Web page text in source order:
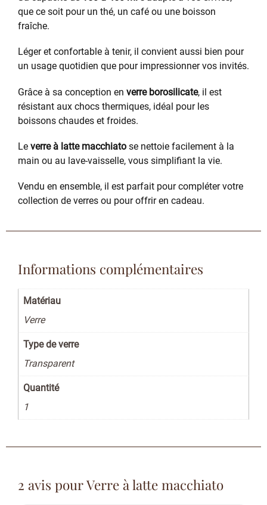
que ce soit pour un thé, un café ou une boisson
fraîche.
Léger et confortable à tenir, il convient aussi bien pour
un usage quotidien que pour impressionner vos invités.
Grâce à sa conception en verre borosilicate, il est
résistant aux chocs thermiques, idéal pour les
boissons chaudes et froides.
Le verre à latte macchiato se nettoie facilement à la
main ou au lave-vaisselle, vous simplifiant la vie.
Vendu en ensemble, il est parfait pour compléter votre
collection de verres ou pour offrir en cadeau.
Informations complémentaires
Matériau
Verre
Type de verre
Transparent
Quantité
1
2 avis pourVerre à latte macchiato